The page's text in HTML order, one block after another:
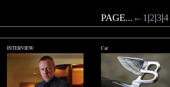
PAGE... ← 1 |2|3|4
INTERVIEW Car